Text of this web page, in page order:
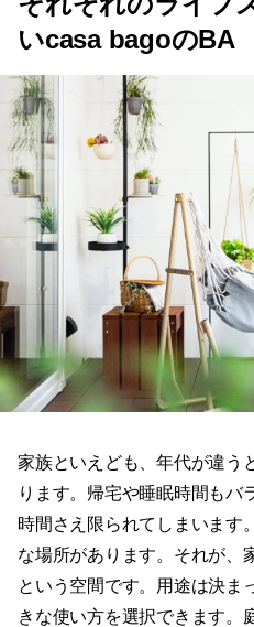
いcasa bagoのBA
家族といえども、年代が違う
ります。帰宅や睡眠時間もバ
時間さえ限られてしまいます
な場所があります。それが、
という空間です。用途は決ま
きな使い方を選択できます。